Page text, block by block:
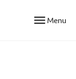
Menu